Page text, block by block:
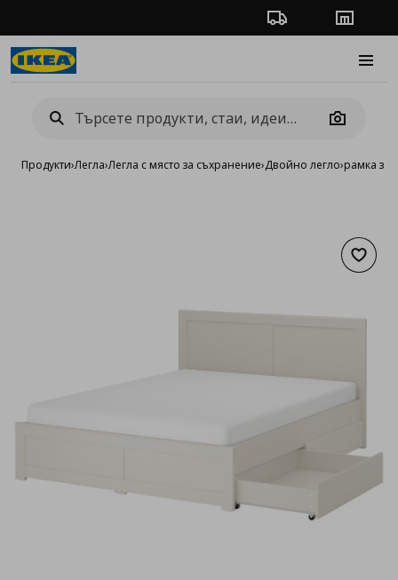
Проследяване на
Camera
Продукти›Легла›Легла с място за съхранение›Двойно легло›рамка за